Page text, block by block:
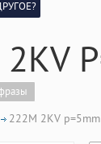
222M 2KV p=5mm